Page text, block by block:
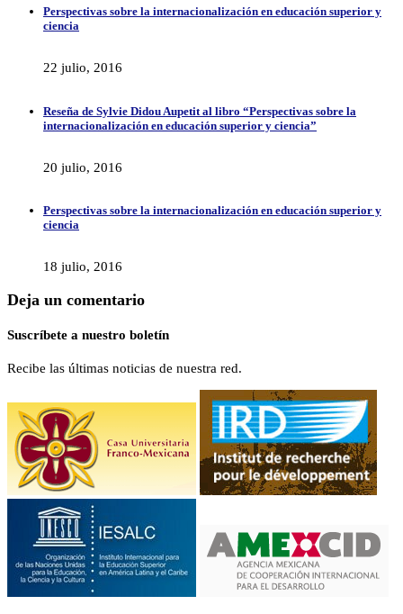
Perspectivas sobre la internacionalización en educación superior y
ciencia
22 julio, 2016
Reseña de Sylvie Didou Aupetit al libro “Perspectivas sobre la
internacionalización en educación superior y ciencia”
20 julio, 2016
Perspectivas sobre la internacionalización en educación superior y
ciencia
18 julio, 2016
Deja un comentario
Suscríbete a nuestro boletín
Recibe las últimas noticias de nuestra red.